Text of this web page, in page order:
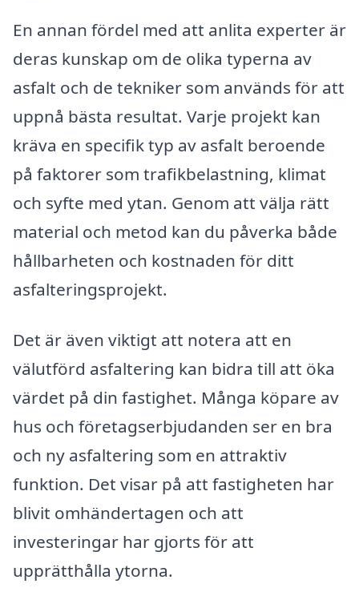
En annan fördel med att anlita experter är
deras kunskap om de olika typerna av
asfalt och de tekniker som används för att
uppnå bästa resultat. Varje projekt kan
kräva en specifik typ av asfalt beroende
på faktorer som trafikbelastning, klimat
och syfte med ytan. Genom att välja rätt
material och metod kan du påverka både
hållbarheten och kostnaden för ditt
asfalteringsprojekt.
Det är även viktigt att notera att en
välutförd asfaltering kan bidra till att öka
värdet på din fastighet. Många köpare av
hus och företagserbjudanden ser en bra
och ny asfaltering som en attraktiv
funktion. Det visar på att fastigheten har
blivit omhändertagen och att
investeringar har gjorts för att
upprätthålla ytorna.